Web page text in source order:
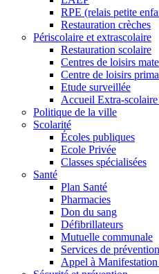
RPE (relais petite
Restauration crèches
Périscolaire et extrascolaire
Restauration scolaire
Centres de loisirs
Centre de loisirs
Etude surveillée
Accueil Extra-scolaire
Politique de la ville
Scolarité
Écoles publiques
Ecole Privée
Classes spécialisées
Santé
Plan Santé
Pharmacies
Don du sang
Défibrillateurs
Mutuelle communale
Services de
Appel à